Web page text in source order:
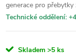
generace pro přebytky
Technické oddělení:
Skladem >5 ks